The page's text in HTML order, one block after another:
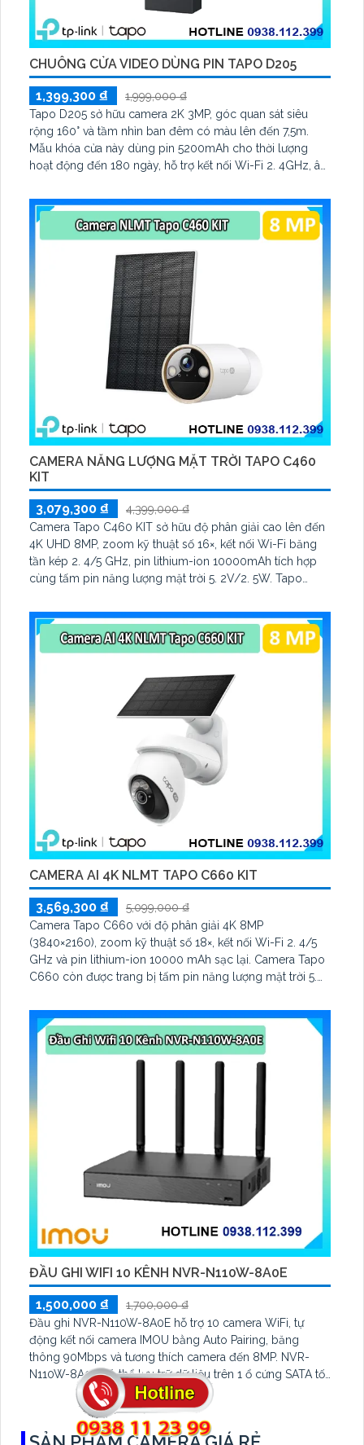
CHUÔNG CỬA VIDEO DÙNG PIN TAPO D205
1,399,300 ₫
1,999,000 ₫
Tapo D205 sở hữu camera 2K 3MP, góc quan sát siêu
rộng 160° và tầm nhìn ban đêm có màu lên đến 7,5m.
Mẫu khóa cửa này dùng pin 5200mAh cho thời lượng
hoạt động đến 180 ngày, hỗ trợ kết nối Wi-Fi 2. 4GHz, âm
CAMERA NĂNG LƯỢNG MẶT TRỜI TAPO C460
KIT
3,079,300 ₫
4,399,000 ₫
Camera Tapo C460 KIT sở hữu độ phân giải cao lên đến
4K UHD 8MP, zoom kỹ thuật số 16×, kết nối Wi-Fi băng
tần kép 2. 4/5 GHz, pin lithium-ion 10000mAh tích hợp
cùng tấm pin năng lượng mặt trời 5. 2V/2. 5W. Tapo
biến Starlight, tầm nhìn lên đến 15 m
CAMERA AI 4K NLMT TAPO C660 KIT
3,569,300 ₫
5,099,000 ₫
Camera Tapo C660 với độ phân giải 4K 8MP
(3840×2160), zoom kỹ thuật số 18×, kết nối Wi-Fi 2. 4/5
GHz và pin lithium-ion 10000 mAh sạc lại. Camera Tapo
C660 còn được trang bị tấm pin năng lượng mặt trời 5.
tiện, lưu trữ thẻ microSD tối đa 512 GB
ĐẦU GHI WIFI 10 KÊNH NVR-N110W-8A0E
1,500,000 ₫
1,700,000 ₫
Đầu ghi NVR-N110W-8A0E hỗ trợ 10 camera WiFi, tự
động kết nối camera IMOU bằng Auto Pairing, băng
thông 90Mbps và tương thích camera đến 8MP. NVR-
N110W-8A0E có thể lưu trữ dữ liệu trên 1 ổ cứng SATA tối
đa 16TB, 2 cổng USB và dùng phần mềm Imou Life